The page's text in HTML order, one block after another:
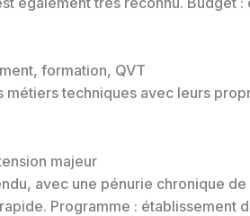
formation, QVT
métiers techniques avec leurs
majeur
avec une pénurie chronique
Programme :